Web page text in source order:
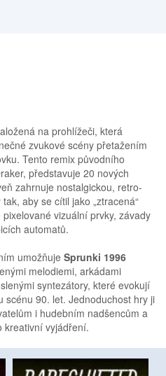
na prohlížeči, která
zvukové scény přetažením
Tento remix původního
představuje 20 nových
zahrnuje nostalgickou, retro-
aby se cítil jako „ztracená“
vizuální prvky, závady
automatů.
umožňuje Sprunki 1996
melodiemi, arkádami
syntezátory, které evokují
scénu 90. let. Jednoduchost hry ji
i hudebním nadšencům a
kreativní vyjádření.